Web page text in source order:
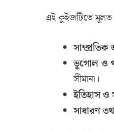
​এই কুইজটিতে
ভূগোল ও
সীমানা।
ইতিহাস ও
সাধারণ